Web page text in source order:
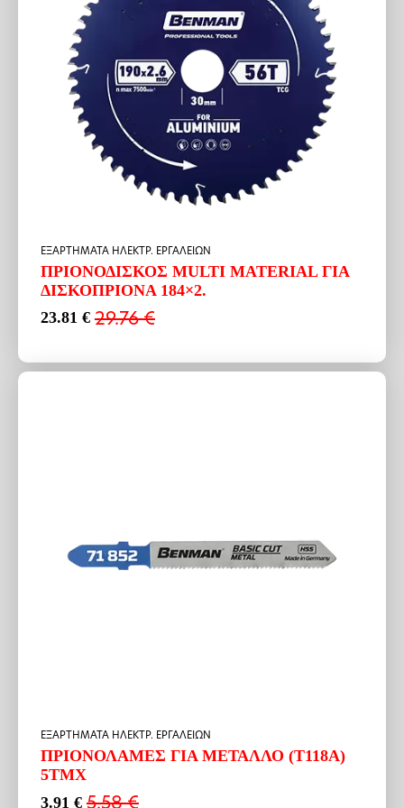
ΕΞΑΡΤΗΜΑΤΑ ΗΛΕΚΤΡ. ΕΡΓΑΛΕΙΩΝ
ΠΡΙΟΝΟΔΙΣΚΟΣ MULTI MATERIAL ΓΙΑ
ΔΙΣΚΟΠΡΙΟΝΑ 184×2.
29.76€
Original
29.76 €.
23.81 €
Η
είναι:
ΕΞΑΡΤΗΜΑΤΑ ΗΛΕΚΤΡ. ΕΡΓΑΛΕΙΩΝ
ΠΡΙΟΝΟΛΑΜΕΣ ΓΙΑ ΜΕΤΑΛΛΟ (Τ118Α)
5ΤΜΧ
5.58€
3.91 €